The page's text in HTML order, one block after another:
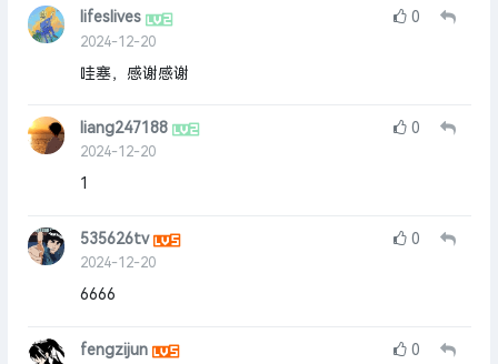
lifeslives
2024-12-20
0
哇塞，感谢感谢
liang247188
2024-12-20
0
1
535626tv
2024-12-20
0
6666
fengzijun 0